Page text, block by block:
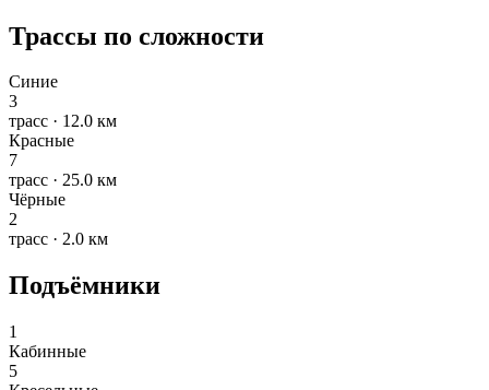
Трассы по сложности
Синие
3
трасс · 12.0 км
Красные
7
трасс · 25.0 км
Чёрные
2
трасс · 2.0 км
Подъёмники
1
Кабинные
5